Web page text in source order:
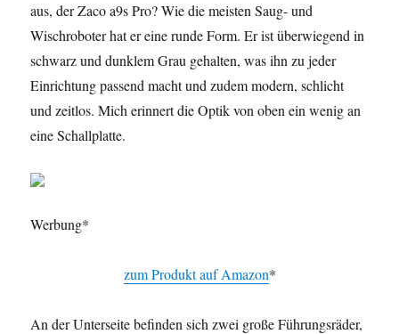
aus, der Zaco a9s Pro? Wie die meisten Saug- und
Wischroboter hat er eine runde Form. Er ist überwiegend in
schwarz und dunklem Grau gehalten, was ihn zu jeder
Einrichtung passend macht und zudem modern, schlicht
und zeitlos. Mich erinnert die Optik von oben ein wenig an
eine Schallplatte.
Werbung*
zum Produkt auf Amazon*
An der Unterseite befinden sich zwei große Führungsräder,